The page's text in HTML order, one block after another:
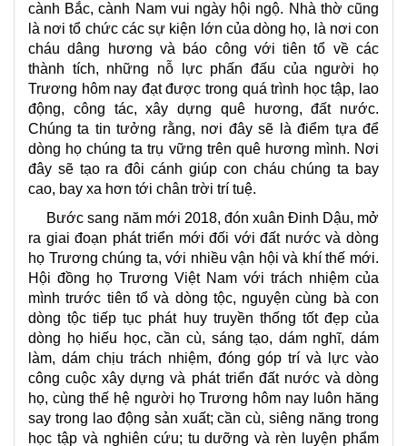
cành Bắc, cành Nam vui ngày hội ngộ. Nhà thờ cũng
là nơi tổ chức các sự kiện lớn của dòng họ, là nơi con
cháu dâng hương và báo công với tiên tổ về các
thành tích, những nỗ lực phấn đấu của người họ
Trương hôm nay đạt được trong quá trình học tập, lao
động, công tác, xây dựng quê hương, đất nước.
Chúng ta tin tưởng rằng, nơi đây sẽ là điểm tựa để
dòng họ chúng ta trụ vững trên quê hương mình. Nơi
đây sẽ tạo ra đôi cánh giúp con cháu chúng ta bay
cao, bay xa hơn tới chân trời trí tuệ.
Bước sang năm mới 2018, đón xuân Đinh Dậu, mở
ra giai đoạn phát triển mới đối với đất nước và dòng
họ Trương chúng ta, với nhiều vận hội và khí thế mới.
Hội đồng họ Trương Việt Nam với trách nhiệm của
mình trước tiên tổ và dòng tộc, nguyện cùng bà con
dòng tộc tiếp tục phát huy truyền thống tốt đẹp của
dòng họ hiếu học, cần cù, sáng tạo, dám nghĩ, dám
làm, dám chịu trách nhiệm, đóng góp trí và lực vào
công cuộc xây dựng và phát triển đất nước và dòng
họ, cùng thế hệ người họ Trương hôm nay luôn hăng
say trong lao động sản xuất; cần cù, siêng năng trong
học tập và nghiên cứu; tu dưỡng và rèn luyện phẩm